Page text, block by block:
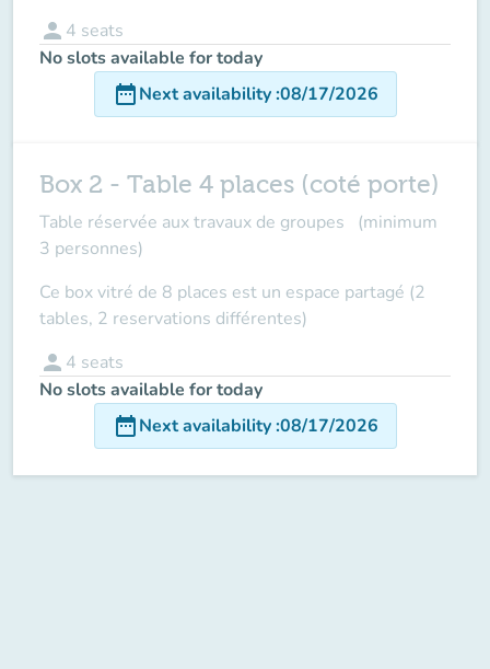
person 4 seats
No slots available for today
date_rangeNext availability:08/17/2026
Box 2 - Table 4 places (coté porte)
Table réservée aux travaux de groupes (minimum
3 personnes)
Ce box vitré de 8 places est un espace partagé (2
tables, 2 reservations différentes)
person 4 seats
No slots available for today
date_rangeNext availability:08/17/2026